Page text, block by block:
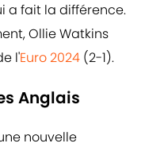
a fait la différence.
Ollie Watkins
l'Euro 2024 (2-1).
Anglais
nouvelle